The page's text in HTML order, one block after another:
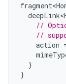
//
//
action
}
}